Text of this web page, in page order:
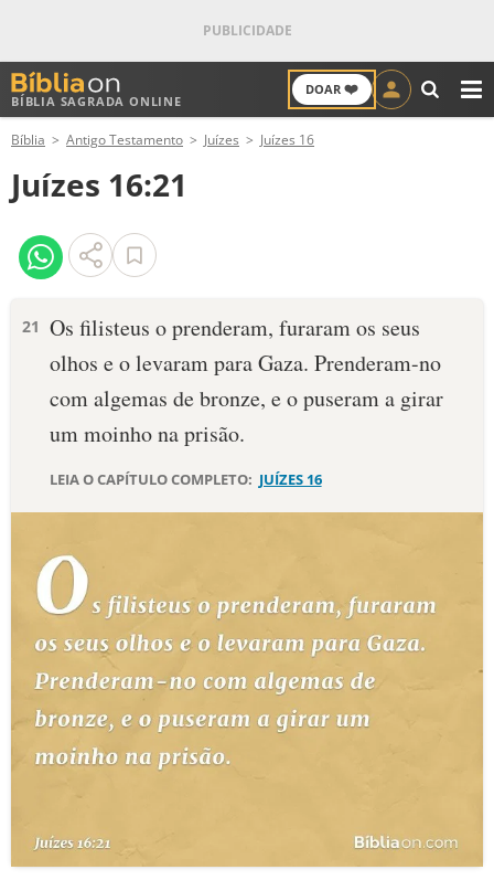
BÍBLIA SAGRADA ONLINE
DOAR ❤️
ANTIGO TESTAMENTO
NOVO TESTAMENTO
VERSÍCULOS
PALAVRA DO DIA
SALMO DO DIA
DEVOCIONAL DIÁRIO
ESTUDOS BÍBLICOS
ESBOÇOS DE PREGAÇÃO
TEMAS
PERGUNTE À BÍBLIA IA
QUEM SOMOS
Bíblia Antigo Testamento Juízes Juízes 16
Juízes 16:21
21 Os filisteus o prenderam, furaram os seus
olhos e o levaram para Gaza. Prenderam-no
com algemas de bronze, e o puseram a girar
um moinho na prisão.
LEIA O CAPÍTULO COMPLETO: JUÍZES 16